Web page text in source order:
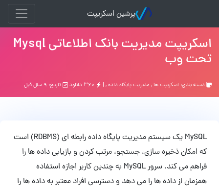
پرشین اسکریپت
اسکریپت مدیریت بانک اطلاعاتی Mysql
وب
دسته بندی:اسکریپت ها,مدیریت پایگاه داده, | ۳۶۰ دانلود تاریخ: ۹ سال قبل
MySQL یک سیستم مدیریت پایگاه داده رابطه ای (RDBMS) است
امکان ذخیره سازی، جستجو، مرتب کردن و بازیابی داده ها را
فراهم می کند. سرور MySQL به چندین کاربر اجازه استفاده
از داده ها را می دهد و دسترسی افراد معتبر به داده ها را